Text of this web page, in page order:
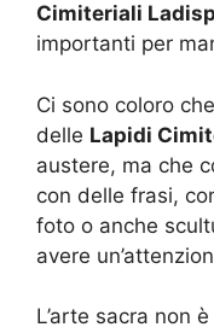
Cimiteriali
importanti per
Ci sono coloro
delle Lapidi
austere, ma che
con delle frasi,
foto o anche
avere
L’arte sacra non